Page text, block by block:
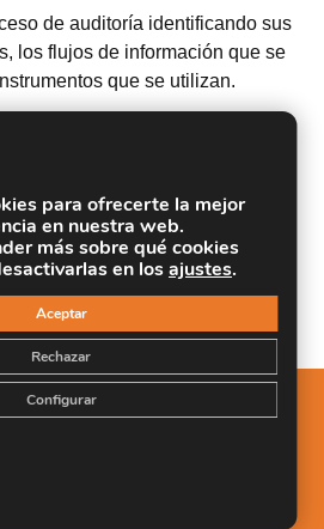
de auditoría identificando sus
los flujos de información que se
que se utilizan.
alumno la importancia que las
tienen en la empresa
roles dentro del ámbito
principales características
para ofrecerte la mejor
en nuestra web.
más sobre qué cookies
en losajustes.
Aceptar
Rechazar
Configurar